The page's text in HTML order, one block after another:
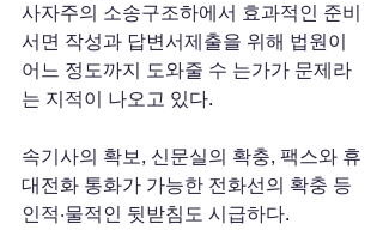
사자주의 소송구조하에서 효과적인 준비
서면 작성과 답변서제출을 위해 법원이
어느 정도까지 도와줄 수 는가가 문제라
는 지적이 나오고 있다.
속기사의 확보, 신문실의 확충, 팩스와 휴
대전화 통화가 가능한 전화선의 확충 등
인적·물적인 뒷받침도 시급하다.